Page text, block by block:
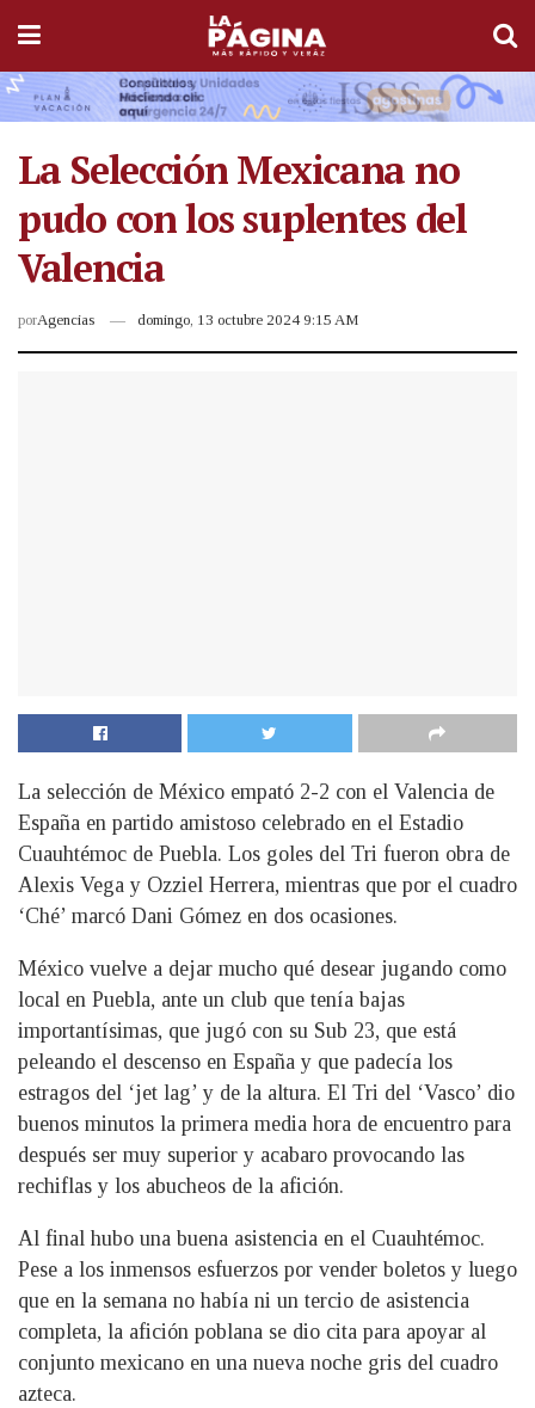
La Selección Mexicana no
pudo con los suplentes del
Valencia
porAgencias domingo, 13 octubre 2024 9:15 AM
La selección de México empató 2-2 con el Valencia de
España en partido amistoso celebrado en el Estadio
Cuauhtémoc de Puebla. Los goles del Tri fueron obra de
Alexis Vega y Ozziel Herrera, mientras que por el cuadro
‘Ché’ marcó Dani Gómez en dos ocasiones.
México vuelve a dejar mucho qué desear jugando como
local en Puebla, ante un club que tenía bajas
importantísimas, que jugó con su Sub 23, que está
peleando el descenso en España y que padecía los
estragos del ‘jet lag’ y de la altura. El Tri del ‘Vasco’ dio
buenos minutos la primera media hora de encuentro para
después ser muy superior y acabaro provocando las
rechiflas y los abucheos de la afición.
Al final hubo una buena asistencia en el Cuauhtémoc.
Pese a los inmensos esfuerzos por vender boletos y luego
que en la semana no había ni un tercio de asistencia
completa, la afición poblana se dio cita para apoyar al
conjunto mexicano en una nueva noche gris del cuadro
azteca.